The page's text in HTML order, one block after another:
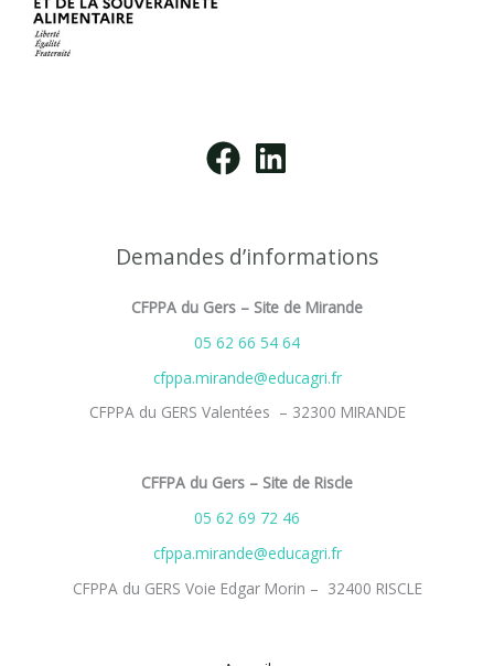
Demandes d’informations
CFPPA du Gers – Site de Mirande
05 62 66 54 64
cfppa.mirande@educagri.fr
CFPPA du GERS Valentées – 32300 MIRANDE
CFFPA du Gers – Site de Riscle
05 62 69 72 46
cfppa.mirande@educagri.fr
CFPPA du GERS Voie Edgar Morin – 32400 RISCLE